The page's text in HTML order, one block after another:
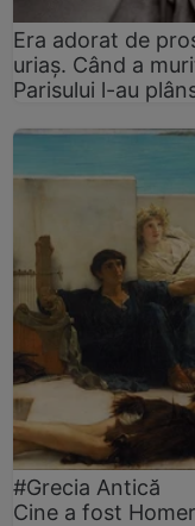
Era adorat de
uriaș. Când a
Parisului l-au
#Grecia Antică
Cine a fost